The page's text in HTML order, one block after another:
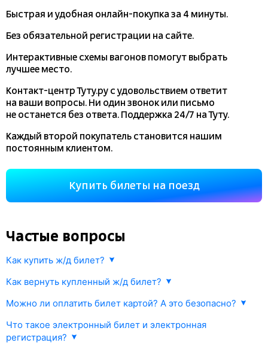
Быстрая и удобная онлайн-покупказа 4 минуты.
Без обязательной регистрации на сайте.
Интерактивные схемы вагонов помогут выбрать
лучшее место.
Контакт-центр Туту.ру с удовольствием ответит
на ваши вопросы. Ни один звонок или письмо
не останется без ответа. Поддержка 24/7 на Туту.
Каждый второй покупатель становится нашим
постоянным клиентом.
Купить билеты на поезд
Частые вопросы
Как купить ж/д билет?
о наличии билетов и их стоимости. Выберите подходящий поезд
и места. Оплатите билет одним из предложенных способов.
Информация об оплате будет моментально передана в РЖД
и Ваш билет будет оформлен.
Как вернуть купленный ж/д билет?
в соответствии с правилами РЖД.
Возврат осуществляется прямо в личном кабинете Туту.ру или
в железнодорожных кассах.
Можно ли оплатить билет картой? А это безопасно?
процессингового центра Gateline.net. Все данные передаются
Что такое электронный билет и электронная
регистрация?